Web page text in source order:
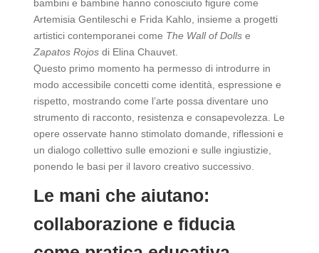
bambini e bambine hanno conosciuto figure come
Artemisia Gentileschi e Frida Kahlo, insieme a progetti
artistici contemporanei come The Wall of Dollse
Zapatos Rojosdi Elina Chauvet.
Questo primo momento ha permesso di introdurre in
modo accessibile concetti come identità, espressione e
rispetto, mostrando come l’arte possa diventare uno
strumento di racconto, resistenza e consapevolezza. Le
opere osservate hanno stimolato domande, riflessioni e
un dialogo collettivo sulle emozioni e sulle ingiustizie,
ponendo le basi per il lavoro creativo successivo.
Le mani che aiutano:
collaborazione e fiducia